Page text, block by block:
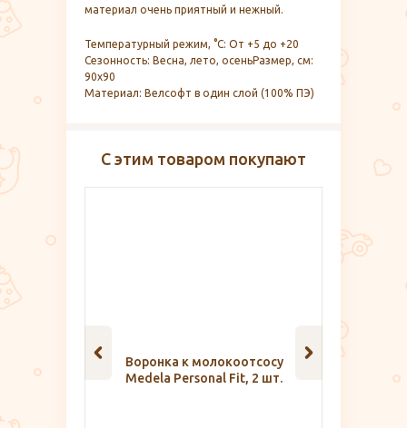
материал очень приятный и нежный.
Температурный режим, °С: От +5 до +20
Сезонность: Весна, лето, осеньРазмер, см:
90х90
Материал: Велсофт в один слой (100% ПЭ)
С этим товаром покупают
с
Воронка к молокоотсосу
Medela Personal Fit, 2 шт.
роддом